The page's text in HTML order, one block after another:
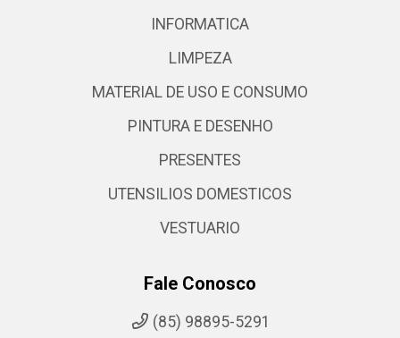
INFORMATICA
LIMPEZA
MATERIAL DE USO E CONSUMO
PINTURA E DESENHO
PRESENTES
UTENSILIOS DOMESTICOS
VESTUARIO
Fale Conosco
(85) 98895-5291